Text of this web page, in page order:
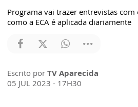
Programa vai trazer entrevistas com
como a ECA é aplicada diariamente
Escrito por TV Aparecida
05 JUL 2023 - 17H30